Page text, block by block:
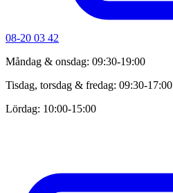
08-20 03 42
Måndag & onsdag: 09:30-19:00
Tisdag, torsdag & fredag: 09:30-17:00
Lördag: 10:00-15:00